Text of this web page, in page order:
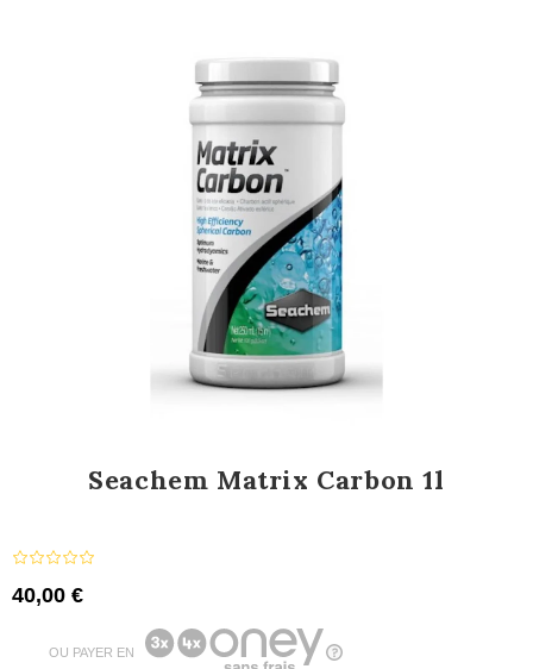
Seachem Matrix Carbon 1l
40,00 €
OU PAYER EN